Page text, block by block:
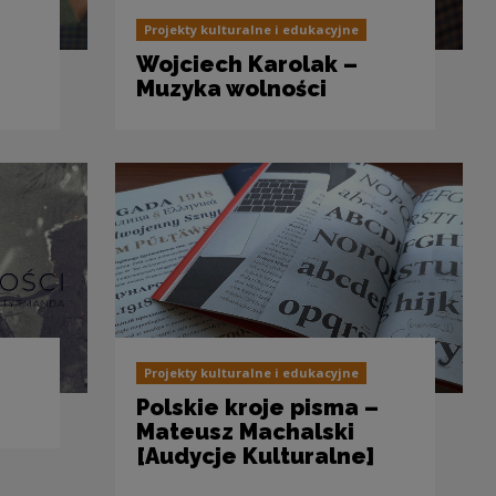
Projekty kulturalne i edukacyjne
Wojciech Karolak –
Muzyka wolności
Projekty kulturalne i edukacyjne
Polskie kroje pisma –
Mateusz Machalski
[Audycje Kulturalne]